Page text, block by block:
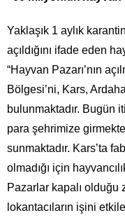
Yaklaşık 1 aylık
açıldığını ifade eden
“Hayvan Pazarı’nın
Bölgesi’ni, Kars,
bulunmaktadır. Bugün
para şehrimize
sunmaktadır. Kars’ta
olmadığı için
Pazarlar kapalı
lokantacıların işini